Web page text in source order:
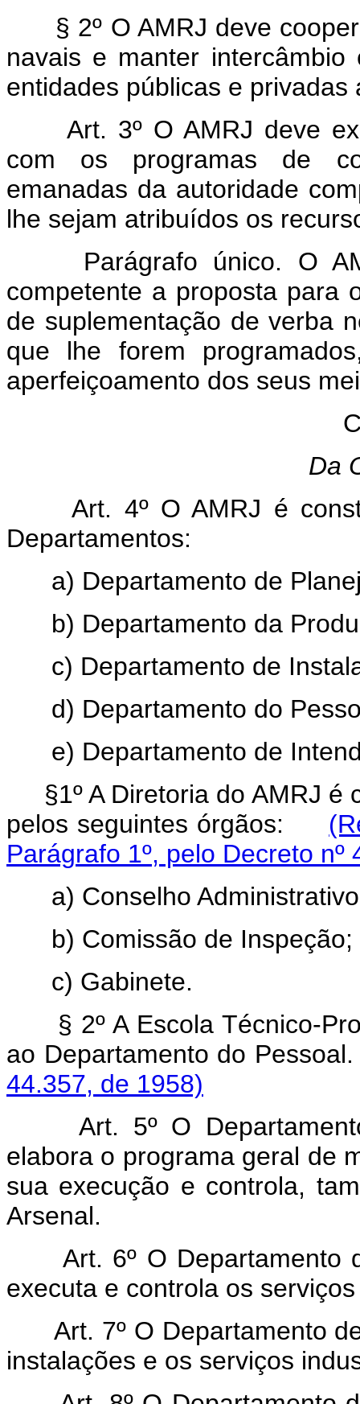
§ 2º O AMRJ deve
navais e manter
entidades públicas e privadas
Art. 3º O AMRJ deve
com os programas de
emanadas da autoridade
lhe sejam atribuídos os
Parágrafo único. O
competente a proposta para
de suplementação de verba
que lhe forem
aperfeiçoamento dos seus
Da
Art. 4º O AMRJ é
Departamentos:
a) Departamento de
b) Departamento da
c) Departamento de
d) Departamento do
e) Departamento de
§1º A Diretoria do AMRJ é
pelos seguintes órgãos:
Parágrafo 1º, pelo Decreto nº
a) Conselho
b) Comissão de Inspeção;
c) Gabinete.
§ 2º A Escola Técnico-
ao Departamento do
44.357, de 1958)
Art. 5º O
elabora o programa geral de
sua execução e controla,
Arsenal.
Art. 6º O Departamento
executa e controla os
Art. 7º O Departamento
instalações e os serviços